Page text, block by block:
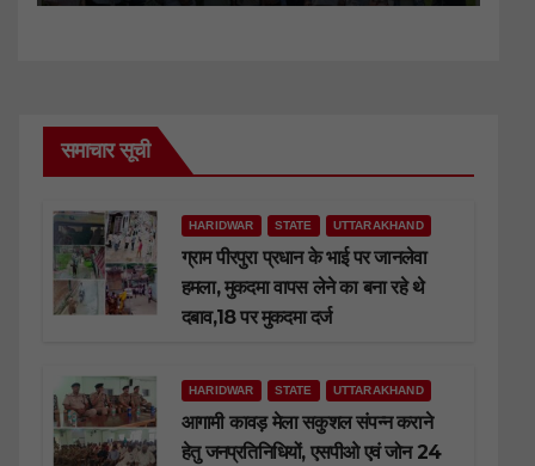
समाचार सूची
HARIDWAR STATE UTTARAKHAND
ग्राम पीरपुरा प्रधान के भाई पर जानलेवा
हमला, मुकदमा वापस लेने का बना रहे थे
दबाव,18 पर मुकदमा दर्ज
HARIDWAR STATE UTTARAKHAND
आगामी कावड़ मेला सकुशल संपन्न कराने
हेतु जनप्रतिनिधियों, एसपीओ एवं जोन 24